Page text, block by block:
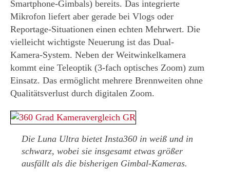
Smartphone-Gimbals) bereits. Das integrierte
Mikrofon liefert aber gerade bei Vlogs oder
Reportage-Situationen einen echten Mehrwert. Die
vielleicht wichtigste Neuerung ist das Dual-
Kamera-System. Neben der Weitwinkelkamera
kommt eine Teleoptik (3-fach optisches Zoom) zum
Einsatz. Das ermöglicht mehrere Brennweiten ohne
Qualitätsverlust durch digitalen Zoom.
Die Luna Ultra bietet Insta360 in weiß und in
schwarz, wobei sie insgesamt etwas größer
ausfällt als die bisherigen Gimbal-Kameras.